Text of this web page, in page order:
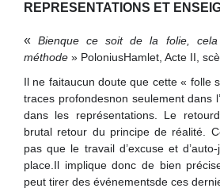
REPRESENTATIONS ET
«Bienque ce soit de la folie,
méthode » PoloniusHamlet, Acte II,
Il ne faitaucun doute que cette « folle
traces profondesnon seulement dans
dans les représentations. Le
brutal retour du principe de réalité.
pas que le travail d’excuse et
place.Il implique donc de bien
peut tirer des événementsde ces